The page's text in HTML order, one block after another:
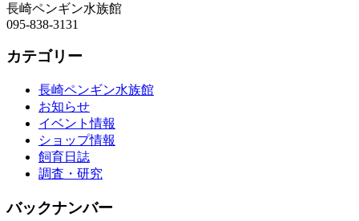
長崎ペンギン水族館
095-838-3131
カテゴリー
長崎ペンギン水族館
お知らせ
イベント情報
ショップ情報
飼育日誌
調査・研究
バックナンバー